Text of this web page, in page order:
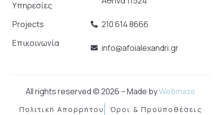
Υπηρεσίες
Projects
Επικοινωνία
210 614 8666
info@afoialexandri.gr
All rights reserved © 2026 – Made byWebmaze
Πολιτική Απορρήτου Όροι & Προϋποθέσεις